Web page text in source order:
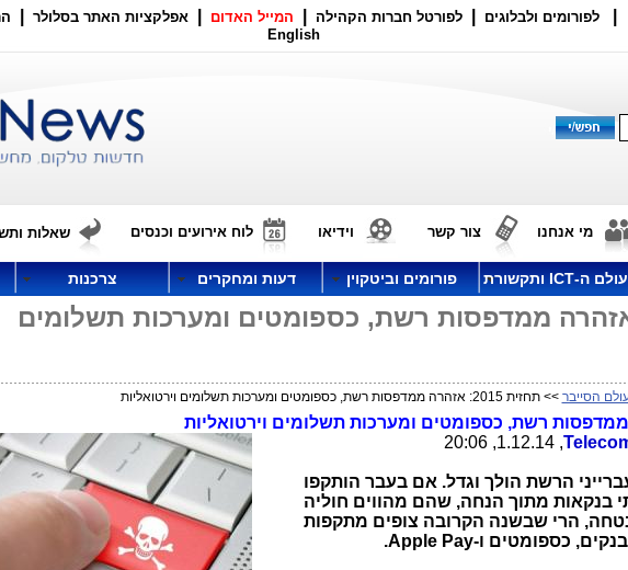
לפורומים ולבלוגים לפורטל חברות הקהילה המייל האדום אפלקציות האתר בסלולר
English
מי אנחנו צור קשר וידיאו לוח אירועים וכנסים שאלות
עולם ה-ICT ותקשורת פורומים וביטקוין דעות ומחקרים צרכנות
2015: אזהרה ממדפסות רשת, כספומטים ומערכות תשלומים
הסייבר >> תחזית 2015: אזהרה ממדפסות רשת, כספומטים ומערכות תשלומים וירטואליות
, 1.12.14, 20:06
הרשת הולך וגדל. אם בעבר הותקפו
בנקאות מתוך הנחה, שהם מהווים חוליה
הרי שבשנה הקרובה צופים מתקפות
כספומטים ו-Apple Pay
.